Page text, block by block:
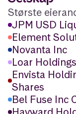
Største
JPM USD
Element
Novanta Inc
Loar
Envista
Shares
Bel Fuse Inc